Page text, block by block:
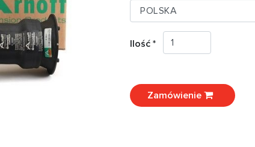
Ilość *
Zamówienie